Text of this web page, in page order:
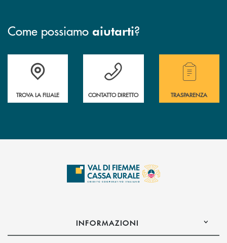
Come possiamo aiutarti?
Accedi all' elenco completo delle filiali della Cassa Rurale.
TROVA LA FILIALE
Hai bisogno di assistenza immediata?
CONTATTO DIRETTO
Hai bisogno di
TRASPARENZA
INFORMAZIONI